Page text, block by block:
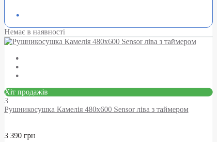
Немає в наявності
Хіт продажів
3
Рушникосушка Камелія 480х600 Sensor ліва з таймером
3 390 грн